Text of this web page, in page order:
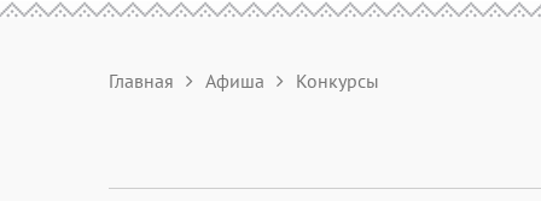
Главная Афиша Конкурсы